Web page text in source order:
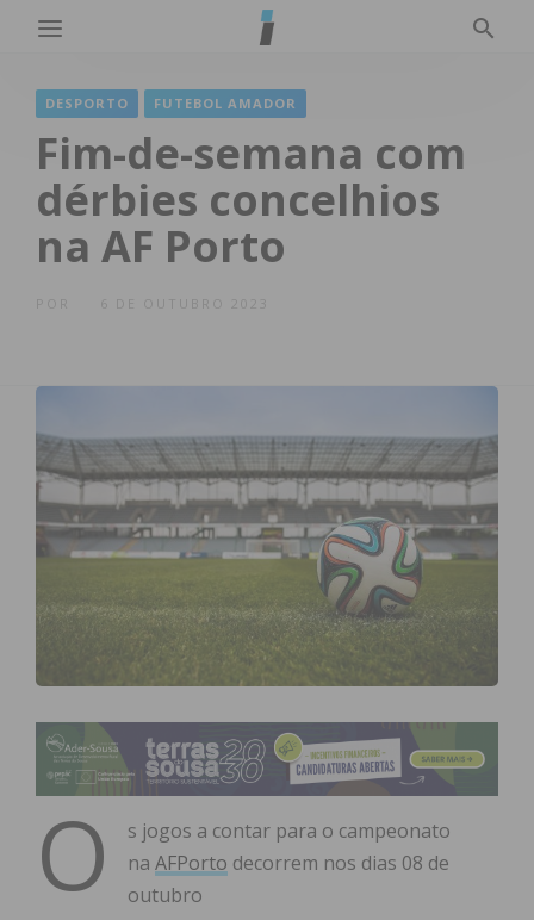
DESPORTO FUTEBOL AMADOR
Fim-de-semana com
dérbies concelhios
na AF Porto
6 DE OUTUBRO 2023
O
s jogos a contar para o campeonato
na AFPorto decorrem nos dias 08 de
outubro